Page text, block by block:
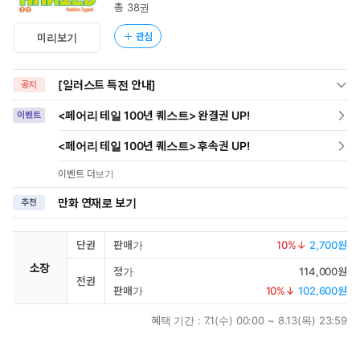
미리보기
총 38권
관심
공지 [일러스트 특전 안내]
이벤트 <페어리 테일 100년 퀘스트> 완결권 UP!
<페어리 테일 100년 퀘스트> 후속권 UP!
이벤트 더보기
추천 만화 연재로 보기
소장
단권 판매가 10%↓ 2,700원
전권
정가
114,000원
판매가
10%↓ 102,600원
혜택 기간 : 7.1(수) 00:00 ~ 8.13(목) 23:59